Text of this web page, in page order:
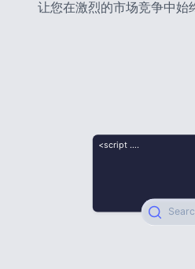
让您在激烈的市场竞争中始